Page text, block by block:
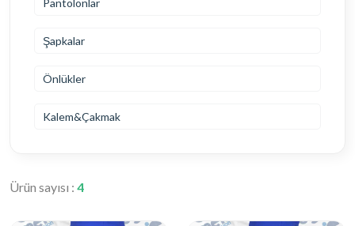
Pantolonlar
Şapkalar
Önlükler
Kalem&Çakmak
Ürün sayısı : 4